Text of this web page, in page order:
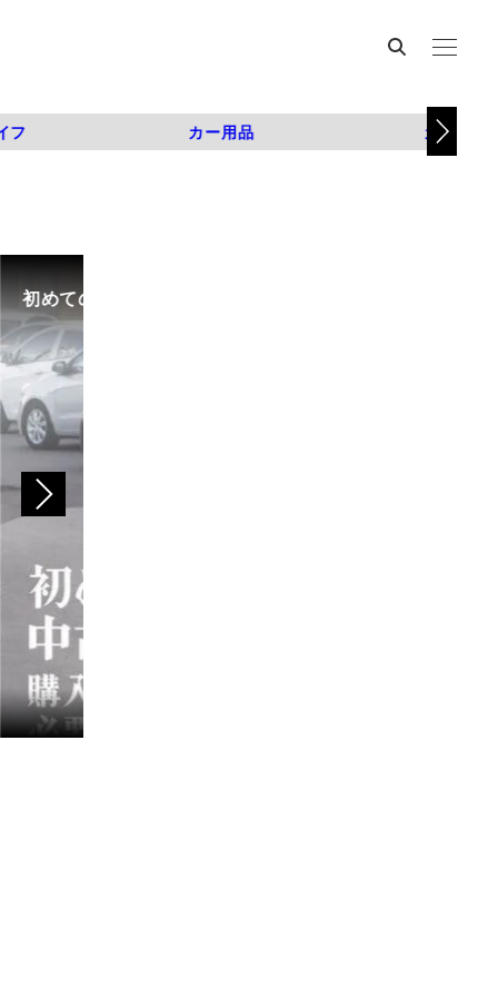
フ カー用品 カスタム
初めての中古車選び、購入時の流れや必要な書類などに